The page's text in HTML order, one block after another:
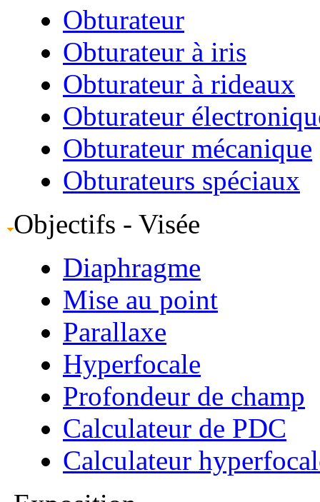
Obturateur
Obturateur à iris
Obturateur à rideaux
Obturateur
Obturateur mécanique
Obturateurs spéciaux
Objectifs - Visée
Diaphragme
Mise au point
Parallaxe
Hyperfocale
Profondeur de champ
Calculateur de PDC
Calculateur